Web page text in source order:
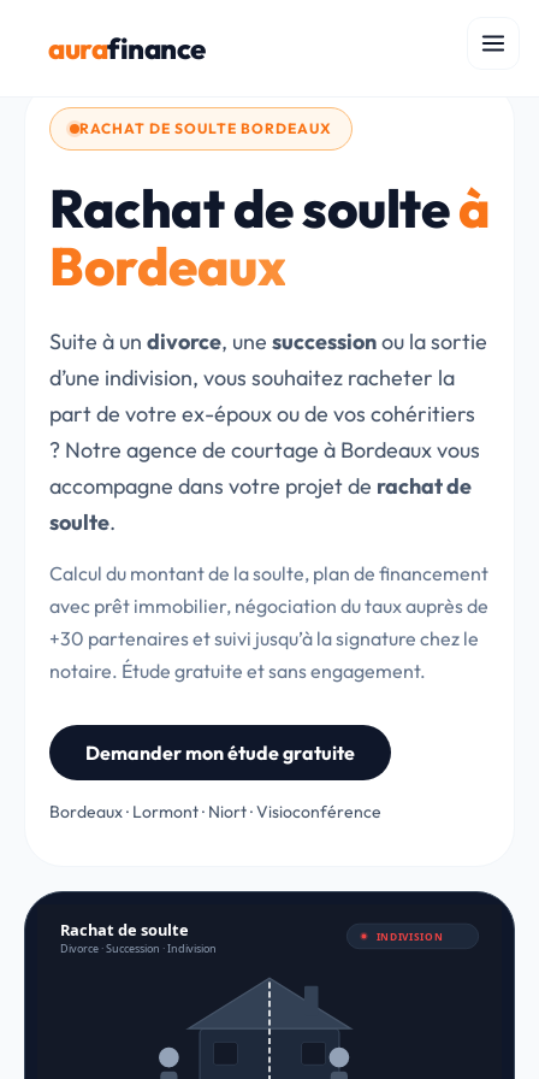
aurafinance
RACHAT DE SOULTE BORDEAUX
Rachat de soulteà
Bordeaux
Suite à un divorce, une successionou la sortie
d’une indivision, vous souhaitez racheter la
part de votre ex-époux ou de vos cohéritiers
? Notre agence de courtage à Bordeaux vous
accompagne dans votre projet de rachat de
soulte.
Calcul du montant de la soulte, plan de financement
avec prêt immobilier, négociation du taux auprès de
+30 partenaires et suivi jusqu’à la signature chez le
notaire. Étude gratuite et sans engagement.
Demander mon étude gratuite
Bordeaux · Lormont · Niort · Visioconférence
Rachat de soulte
Divorce · Succession · Indivision
INDIVISION